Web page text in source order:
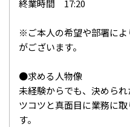
終業時間 17:20
※ご本人の希望や部署に
がございます。
●求める人物像
未経験からでも、決めら
ツコツと真面目に業務に
す。